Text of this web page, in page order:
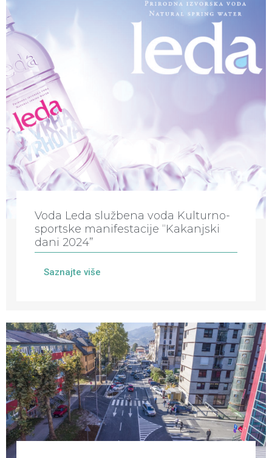
Voda Leda službena voda Kulturno-
sportske manifestacije “Kakanjski
dani 2024”
Saznajte više